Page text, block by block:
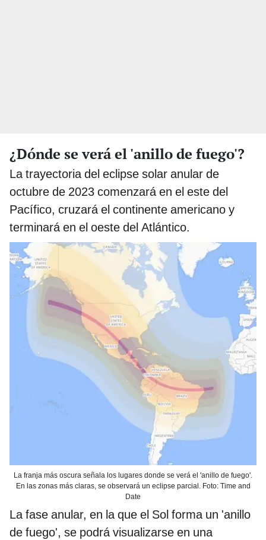
¿Dónde se verá el 'anillo de fuego'?
La trayectoria del eclipse solar anular de
octubre de 2023 comenzará en el este del
Pacífico, cruzará el continente americano y
terminará en el oeste del Atlántico.
La franja más oscura señala los lugares donde se verá el 'anillo de fuego'.
En las zonas más claras, se observará un eclipse parcial. Foto: Time and
Date
La fase anular, en la que el Sol forma un 'anillo
de fuego', se podrá visualizarse en una